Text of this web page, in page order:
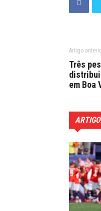
Artigo
Três
em Boa